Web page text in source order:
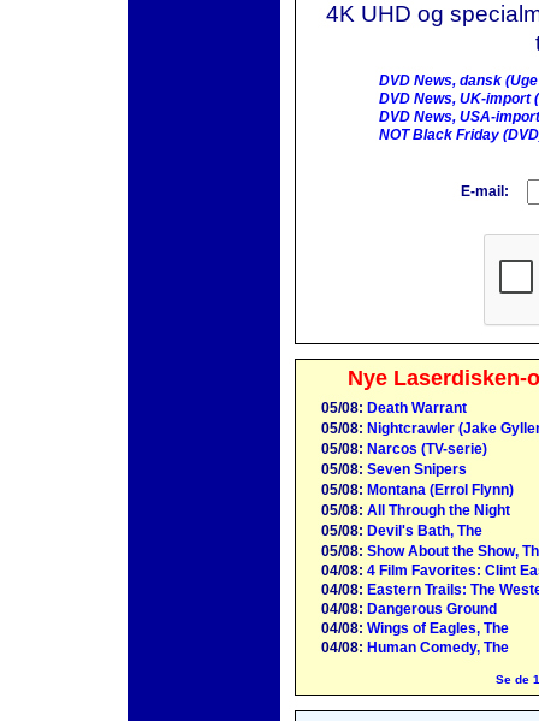
4K UHD og
DVD News, dansk
DVD News, UK-import
DVD News, USA-
NOT Black Friday
E-mail:
Nye Laserdisken-
05/08: Death Warrant
05/08: Nightcrawler (Jake
05/08: Narcos (TV-serie)
05/08: Seven Snipers
05/08: Montana (Errol Flynn)
05/08: All Through the Night
05/08: Devil's Bath, The
05/08: Show About the Show,
04/08: 4 Film Favorites: Clint
04/08: Eastern Trails: The
04/08: Dangerous Ground
04/08: Wings of Eagles, The
04/08: Human Comedy, The
Se de